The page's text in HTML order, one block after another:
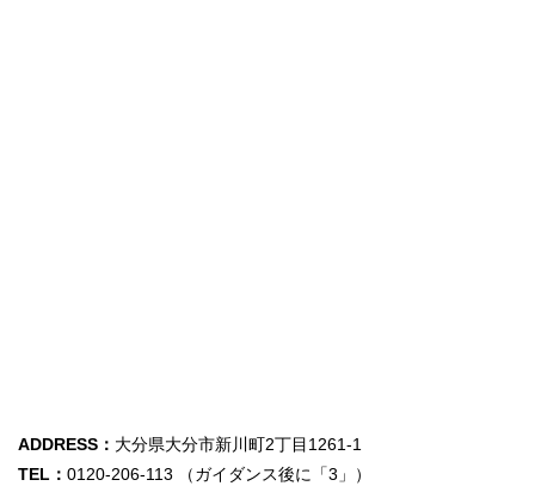
ADDRESS： 大分県大分市新川町2丁目1261-1
TEL： 0120-206-113 （ガイダンス後に「3」）